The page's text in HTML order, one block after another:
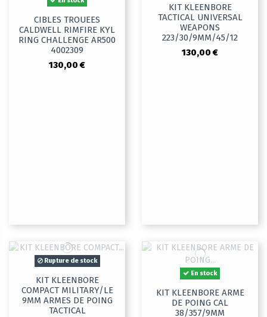
CIBLES TROUEES
CALDWELL RIMFIRE KYL
RING CHALLENGE AR500
4002309
130,00 €
KIT KLEENBORE
TACTICAL UNIVERSAL
WEAPONS
223/30/9MM/45/12
130,00 €
Rupture de stock
KIT KLEENBORE
COMPACT MILITARY/LE
9MM ARMES DE POING
TACTICAL
En stock
KIT KLEENBORE ARME
DE POING CAL
38/357/9MM